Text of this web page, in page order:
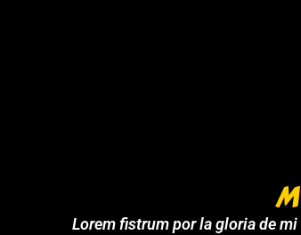
Lorem fistrum por la gloria de